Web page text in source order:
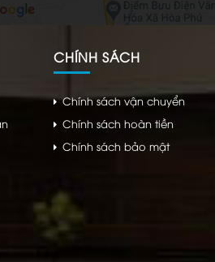
CHÍNH SÁCH
Chính sách vận chuyển
Chính sách hoàn tiền
Chính sách bảo mật